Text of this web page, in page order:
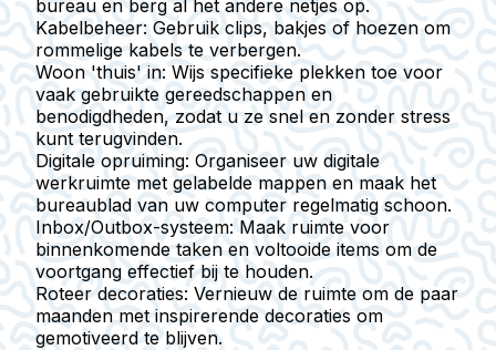
bureau en berg al het andere netjes op.
Kabelbeheer: Gebruik clips, bakjes of hoezen om
rommelige kabels te verbergen.
Woon 'thuis' in: Wijs specifieke plekken toe voor
vaak gebruikte gereedschappen en
benodigdheden, zodat u ze snel en zonder stress
kunt terugvinden.
Digitale opruiming: Organiseer uw digitale
werkruimte met gelabelde mappen en maak het
bureaublad van uw computer regelmatig schoon.
Inbox/Outbox-systeem: Maak ruimte voor
binnenkomende taken en voltooide items om de
voortgang effectief bij te houden.
Roteer decoraties: Vernieuw de ruimte om de paar
maanden met inspirerende decoraties om
gemotiveerd te blijven.